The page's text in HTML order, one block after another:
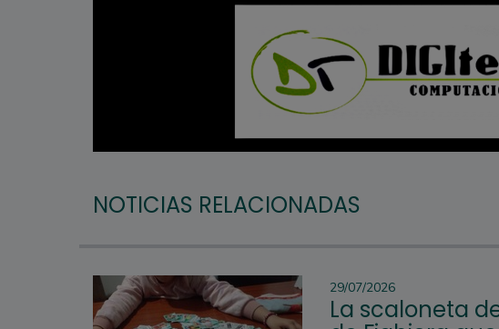
NOTICIAS RELACIONADAS
29/07/2026
La scaloneta